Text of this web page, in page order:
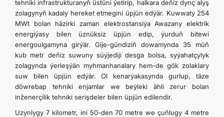
tehniki infrastrukturanyň üstüni ýetirip, halkara deňiz dynç alyş
zolagynyň kadaly hereket etmegini üpjün edýär. Kuwwaty 254
MWt bolan häzirki zaman elektrostansiýa Awazany elektrik
energiýasy bilen üznüksiz üpjün edip, ýurduň bitewi
energoulgamyna girýär. Gije-gündiziň dowamynda 35 müň
kub metr deňiz suwuny süýjediji desga bolsa, syýahatçylyk
zolagynda ýerleşýän myhmanhanalary hem-de gök zolaklary
suw bilen üpjün edýär. Ol kenarýakasynda gurlup, täze
döwrebap tehniki enjamlar we beýleki ähli zerur bolan
inženerçilik tehniki serişdeler bilen üpjün edilendir.
Uzynlygy 7 kilometr, ini 50-den 70 metre we çuňlugy 4 metre